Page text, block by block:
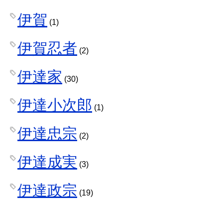
伊賀 (1)
伊賀忍者 (2)
伊達家 (30)
伊達小次郎 (1)
伊達忠宗 (2)
伊達成実 (3)
伊達政宗 (19)